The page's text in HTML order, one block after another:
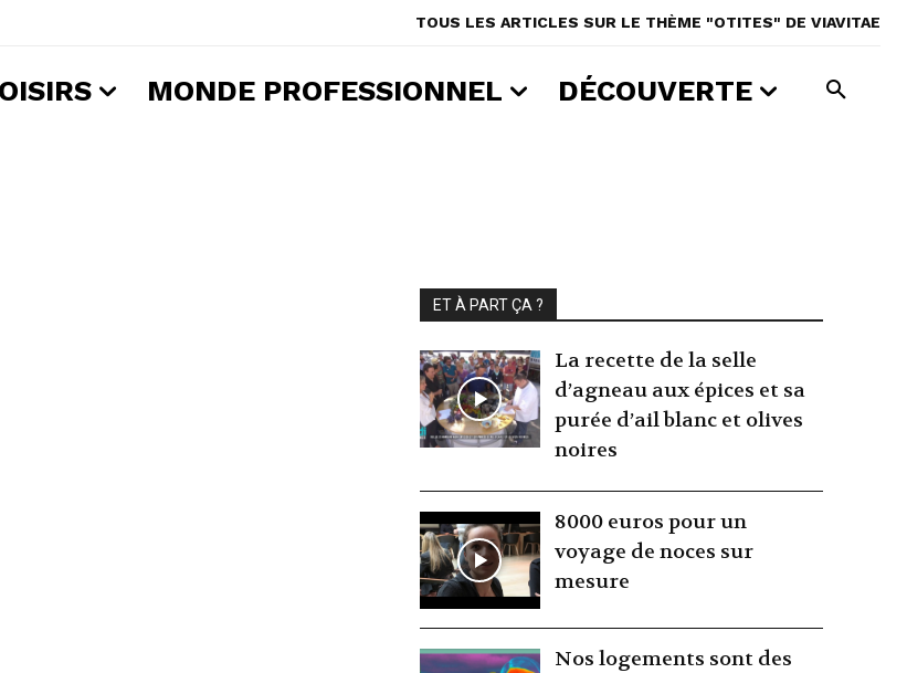
TOUS LES ARTICLES SUR LE THÈME "OTITES" DE VIAVITAE
MONDE PROFESSIONNEL DÉCOUVERTE
ET À PART ÇA ?
La recette de la selle
d’agneau aux épices et sa
purée d’ail blanc et olives
noires
8000 euros pour un
voyage de noces sur
mesure
Nos logements sont des